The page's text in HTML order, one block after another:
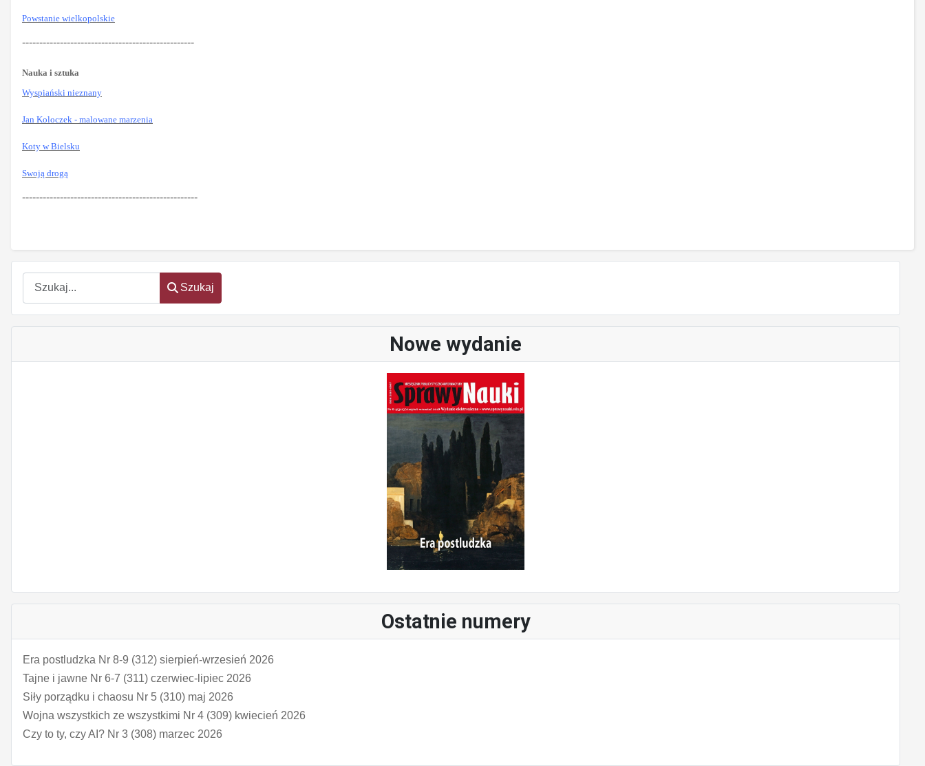
Szukaj
Szukaj
Nowe wydanie
Ostatnie numery
Era postludzka Nr 8-9 (312) sierpień-wrzesień 2026
Tajne i jawne Nr 6-7 (311) czerwiec-lipiec 2026
Siły porządku i chaosu Nr 5 (310) maj 2026
Wojna wszystkich ze wszystkimi Nr 4 (309) kwiecień 2026
Czy to ty, czy AI? Nr 3 (308) marzec 2026
Powstanie wielkopolskie
--------------------------------------------------
Nauka i sztuka
Wyspiański nieznany
Jan Koloczek - malowane marzenia
Koty w Bielsku
Swoją drogą
---------------------------------------------------